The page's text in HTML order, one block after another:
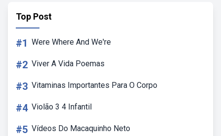
Top Post
#1 Were Where And We're
#2 Viver A Vida Poemas
#3 Vitaminas Importantes Para O Corpo
#4 Violão 3 4 Infantil
#5 Vídeos Do Macaquinho Neto